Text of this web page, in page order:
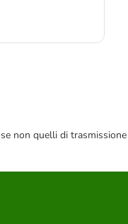
non quelli di trasmissione